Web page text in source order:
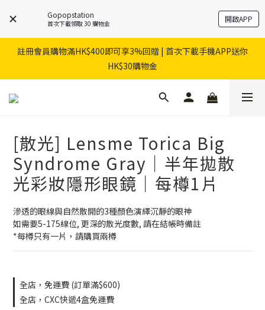
Gopopstation
首次下載領取 30 購物金 開啟APP
註冊會員購物滿HK$400即可享3%回贈 | 首次下載手機APP送你
HK$30購物金
[散光] Lensme Torica Big
Syndrome Gray｜半年拋散
光彩妝隱形眼鏡｜每樽1片
滲透的眼線與自然散開的3種顏色演繹沉靜的眼神
如需要5-175線位, 更深的散光度數, 請在結帳時備註
*每樽只有一片，請購買兩樽
全店，免運費 (訂單滿$600)
全店，CXC快遞4盒免運費